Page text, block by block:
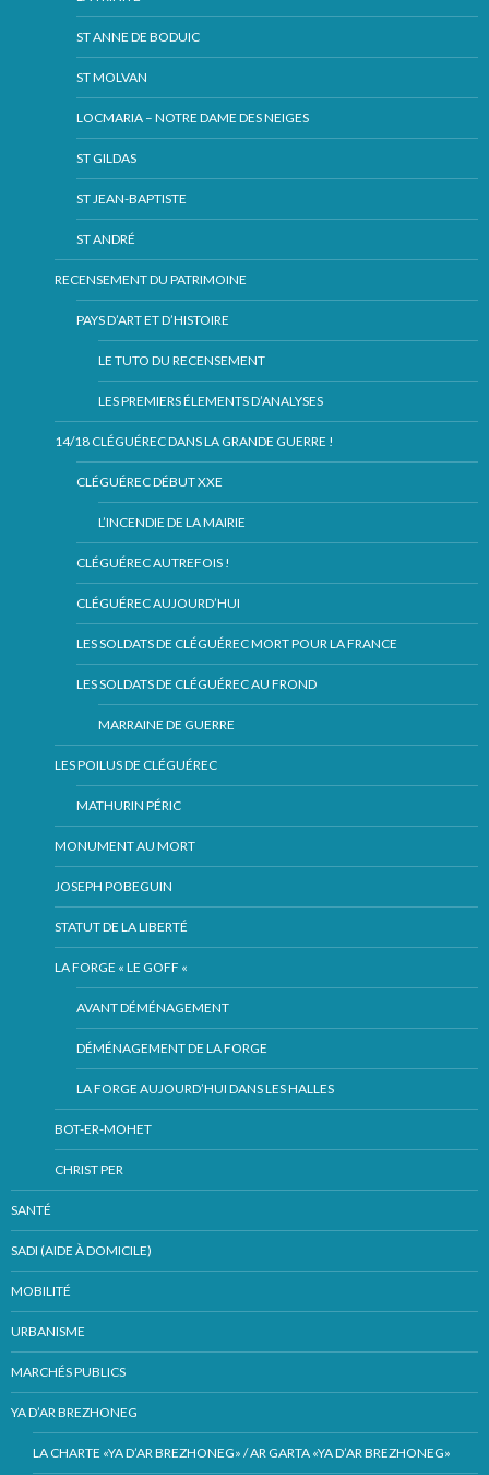
ST ANNE DE BODUIC
ST MOLVAN
LOCMARIA – NOTRE DAME DES NEIGES
ST GILDAS
ST JEAN-BAPTISTE
ST ANDRÉ
RECENSEMENT DU PATRIMOINE
PAYS D’ART ET D’HISTOIRE
LE TUTO DU RECENSEMENT
LES PREMIERS ÉLEMENTS D’ANALYSES
14/18 CLÉGUÉREC DANS LA GRANDE GUERRE !
CLÉGUÉREC DÉBUT XXE
L’INCENDIE DE LA MAIRIE
CLÉGUÉREC AUTREFOIS !
CLÉGUÉREC AUJOURD’HUI
LES SOLDATS DE CLÉGUÉREC MORT POUR LA FRANCE
LES SOLDATS DE CLÉGUÉREC AU FROND
MARRAINE DE GUERRE
LES POILUS DE CLÉGUÉREC
MATHURIN PÉRIC
MONUMENT AU MORT
JOSEPH POBEGUIN
STATUT DE LA LIBERTÉ
LA FORGE « LE GOFF «
AVANT DÉMÉNAGEMENT
DÉMÉNAGEMENT DE LA FORGE
LA FORGE AUJOURD’HUI DANS LES HALLES
BOT-ER-MOHET
CHRIST PER
SANTÉ
SADI (AIDE À DOMICILE)
MOBILITÉ
URBANISME
MARCHÉS PUBLICS
YA D’AR BREZHONEG
LA CHARTE «YA D’AR BREZHONEG» / AR GARTA «YA D’AR BREZHONEG»